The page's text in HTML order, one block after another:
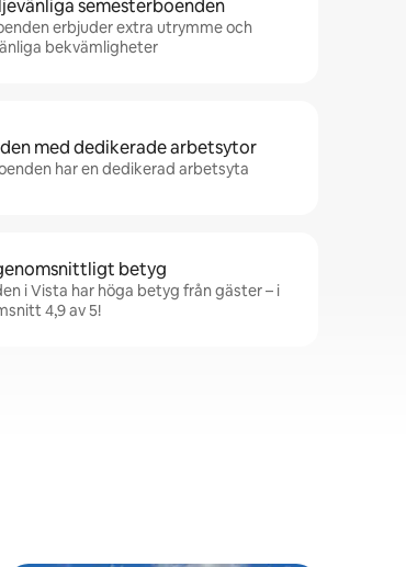
semesterboenden
erbjuder extra utrymme och
bekvämligheter
med dedikerade arbetsytor
har en dedikerad arbetsyta
betyg
i Vista har höga betyg från gäster – i
4,9 av 5!